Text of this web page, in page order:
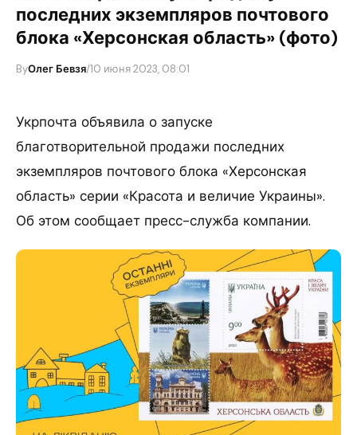
последних экземпляров почтового
блока «Херсонская область» (фото)
ByОлег Бевзя/10 июня 2023, 08:01
Укрпочта объявила о запуске
благотворительной продажи последних
экземпляров почтового блока «Херсонская
область» серии «Красота и величие Украины».
Об этом сообщает пресс-служба компании.